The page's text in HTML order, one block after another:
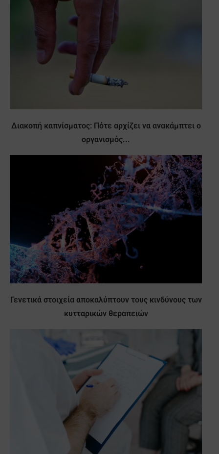
Διακοπή καπνίσματος: Πότε αρχίζει να ανακάμπτει ο
οργανισμός...
Γενετικά στοιχεία αποκαλύπτουν τους κινδύνους των
κυτταρικών θεραπειών